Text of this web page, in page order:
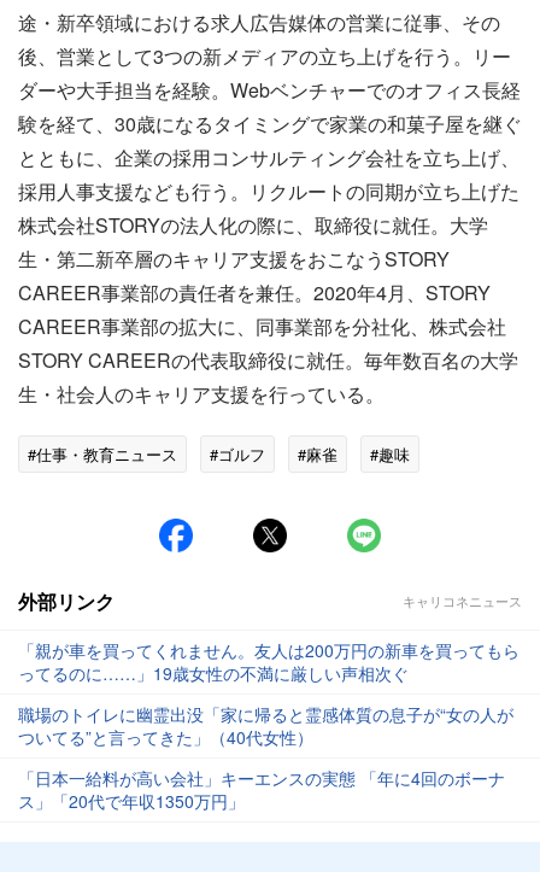
途・新卒領域における求人広告媒体の営業に従事、その
後、営業として3つの新メディアの立ち上げを行う。リー
ダーや大手担当を経験。Webベンチャーでのオフィス長経
験を経て、30歳になるタイミングで家業の和菓子屋を継ぐ
とともに、企業の採用コンサルティング会社を立ち上げ、
採用人事支援なども行う。リクルートの同期が立ち上げた
株式会社STORYの法人化の際に、取締役に就任。大学
生・第二新卒層のキャリア支援をおこなうSTORY
CAREER事業部の責任者を兼任。2020年4月、STORY
CAREER事業部の拡大に、同事業部を分社化、株式会社
STORY CAREERの代表取締役に就任。毎年数百名の大学
生・社会人のキャリア支援を行っている。
#仕事・教育ニュース #ゴルフ #麻雀 #趣味
外部リンク キャリコネニュース
「親が車を買ってくれません。友人は200万円の新車を買ってもら
ってるのに……」19歳女性の不満に厳しい声相次ぐ
職場のトイレに幽霊出没「家に帰ると霊感体質の息子が“女の人が
ついてる”と言ってきた」（40代女性）
「日本一給料が高い会社」キーエンスの実態 「年に4回のボーナ
ス」「20代で年収1350万円」